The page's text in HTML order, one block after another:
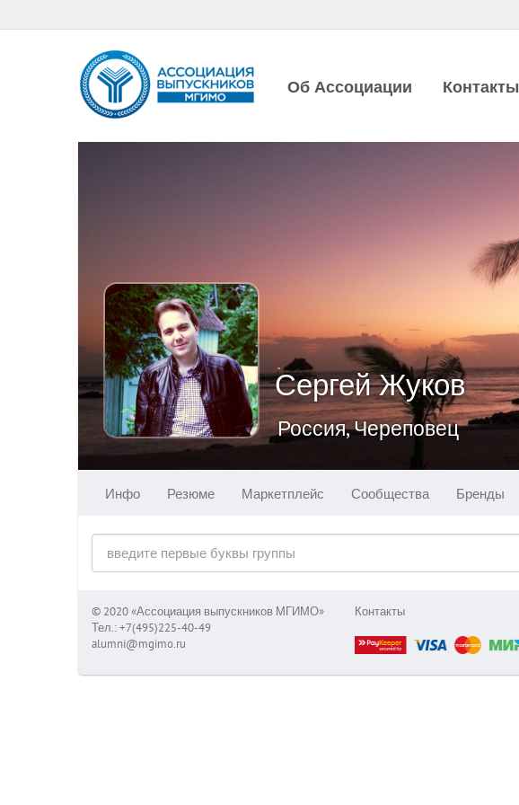
Об Ассоциации Контакты
Сергей Жуков
Россия, Череповец
Инфо Резюме Маркетплейс Сообщества Бренды
© 2020 «Ассоциация выпускников МГИМО»
Тел.: +7(495)225-40-49
alumni@mgimo.ru
Контакты